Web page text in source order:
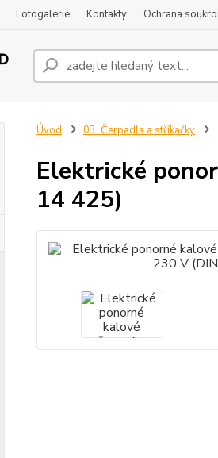
Fotogalerie Kontakty Ochrana
Úvod 03. Čerpadla a stříkačky
Elektrické
14 425)